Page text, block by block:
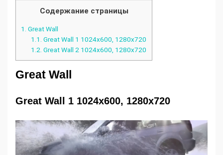
Содержание страницы
1. Great Wall
1.1. Great Wall 1 1024x600, 1280x720
1.2. Great Wall 2 1024x600, 1280x720
Great Wall
Great Wall 1 1024x600, 1280x720